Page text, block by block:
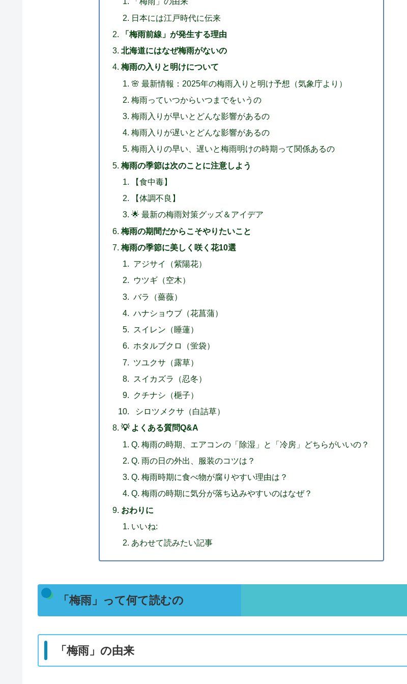
日本には江戸時代に伝来
「梅雨前線」が発生する理由
北海道にはなぜ梅雨がないの
梅雨の入りと明けについて
🌸 最新情報：2025年の梅雨入りと明け予想（気象庁より）
梅雨っていつからいつまでをいうの
梅雨入りが早いとどんな影響があるの
梅雨入りが遅いとどんな影響があるの
梅雨入りの早い、遅いと梅雨明けの時期って関係あるの
梅雨の季節は次のことに注意しよう
【食中毒】
【体調不良】
🌟 最新の梅雨対策グッズ＆アイデア
梅雨の期間だからこそやりたいこと
梅雨の季節に美しく咲く花10選
アジサイ（紫陽花）
ウツギ（空木）
バラ（薔薇）
ハナショウブ（花菖蒲）
スイレン（睡蓮）
ホタルブクロ（蛍袋）
ツユクサ（露草）
スイカズラ（忍冬）
クチナシ（梔子）
シロツメクサ（白詰草）
💡 よくある質問Q&A
Q. 梅雨の時期、エアコンの「除湿」と「冷房」どちらがいいの？
Q. 雨の日の外出、服装のコツは？
Q. 梅雨時期に食べ物が腐りやすい理由は？
Q. 梅雨の時期に気分が落ち込みやすいのはなぜ？
おわりに
いいね:
あわせて読みたい記事
「梅雨」って何て読むの
「梅雨」の由来